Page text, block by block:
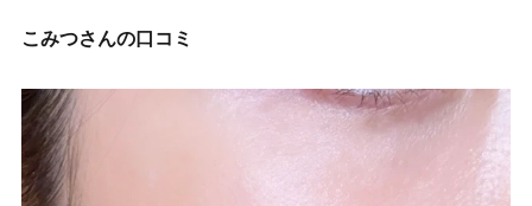
こみつさんの口コミ